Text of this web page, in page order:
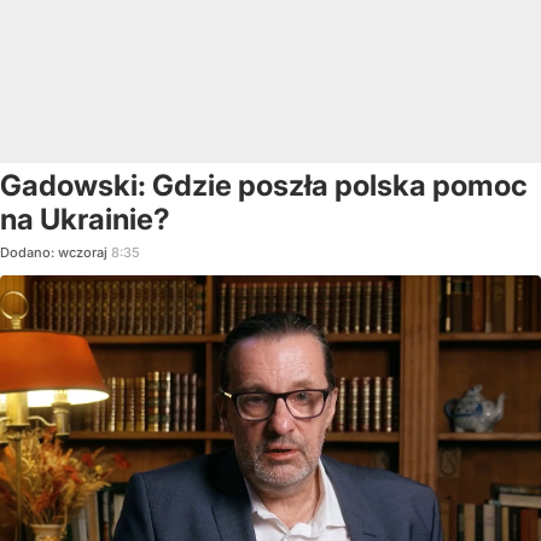
Gadowski: Gdzie poszła polska pomoc
na Ukrainie?
Dodano: wczoraj 8:35